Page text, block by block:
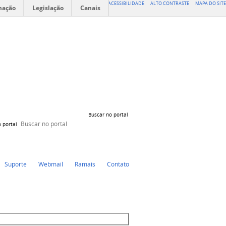
ACESSIBILIDADE ALTO CONTRASTE MAPA DO SITE
Legislação Canais
Buscar no portal
portal
Suporte Webmail Ramais Contato